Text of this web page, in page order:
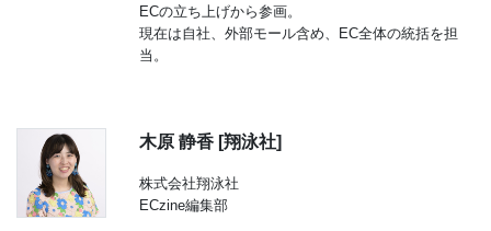
ECの立ち上げから参画。
現在は自社、外部モール含め、EC全体の統括を担
当。
木原 静香 [翔泳社]
株式会社翔泳社
ECzine編集部